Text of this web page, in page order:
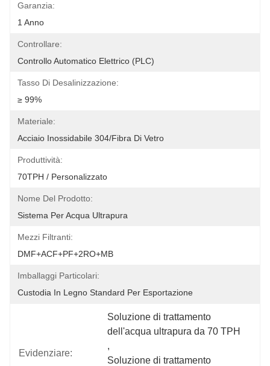
Garanzia:
1 Anno
Controllare:
Controllo Automatico Elettrico (PLC)
Tasso Di Desalinizzazione:
≥ 99%
Materiale:
Acciaio Inossidabile 304/fibra Di Vetro
Produttività:
70TPH / Personalizzato
Nome Del Prodotto:
Sistema Per Acqua Ultrapura
Mezzi Filtranti:
DMF+ACF+PF+2RO+MB
Imballaggi Particolari:
Custodia In Legno Standard Per Esportazione
Evidenziare:
Soluzione di trattamento
dell'acqua ultrapura da 70 TPH
,
Soluzione di trattamento